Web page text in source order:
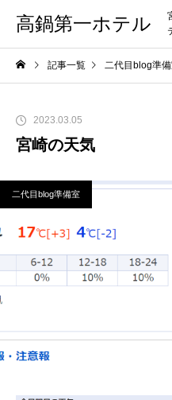
高鍋第一ホテル
記事一覧 二代目blog準
2023.03.05
宮崎の天気
二代目blog準備室